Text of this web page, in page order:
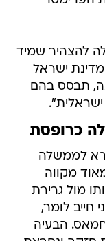
להצהיר שמיד
ישראל
תבסס בהם
כרופסת
לממשלה
מקווה
מול גרירת
חייב לומר,
הבעיה